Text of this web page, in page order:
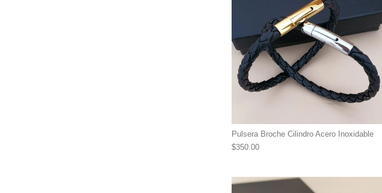
Pulsera Broche Cilindro Acero Inoxidable
$350.00